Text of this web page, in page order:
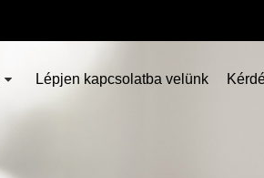
Lépjen kapcsolatba velünk